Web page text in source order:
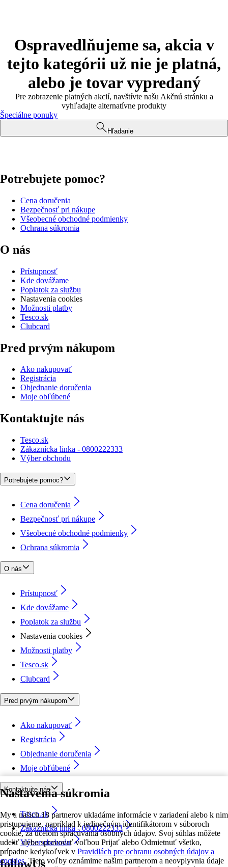
Nastavenia súkromia
My a našich 18 partnerov ukladáme informácie v zariadení alebo k nim
pristupujeme, napríklad k jedinečným identifikátorom v súboroch
cookie, za účelom spracúvania osobných údajov. Svoj súhlas môžete
udeliť alebo spravovať voľbou Prijať alebo Odmietnuť všetko,
prípadne kedykoľvek v Pravidlách pre ochranu osobných údajov a
cookies. Tieto voľby oznámime našim partnerom a neovplyvnia údaje
Ospravedlňujeme sa, akcia v
tejto kategórii už nie je platná,
alebo je tovar vypredaný
Pre zobrazenie platných akcií, navštívte našu Akčnú stránku a
vyhľadajte alternatívne produkty
Špeciálne ponuky
Hľadanie
Potrebujete pomoc?
Cena doručenia
Bezpečnosť pri nákupe
Všeobecné obchodné podmienky
Ochrana súkromia
O nás
Prístupnosť
Kde dovážame
Poplatok za službu
Nastavenia cookies
Možnosti platby
Tesco.sk
Clubcard
Pred prvým nákupom
Ako nakupovať
Registrácia
Objednanie doručenia
Moje obľúbené
Kontaktujte nás
Tesco.sk
Zákaznícka linka - 0800222333
Výber obchodu
Potrebujete pomoc?
Cena doručenia
Bezpečnosť pri nákupe
Všeobecné obchodné podmienky
Ochrana súkromia
O nás
Prístupnosť
Kde dovážame
Poplatok za službu
Nastavenia cookies
Možnosti platby
Tesco.sk
Clubcard
Pred prvým nákupom
Ako nakupovať
Registrácia
Objednanie doručenia
Moje obľúbené
Kontaktujte nás
Tesco.sk
Zákaznícka linka - 0800222333
Výber obchodu
followUs